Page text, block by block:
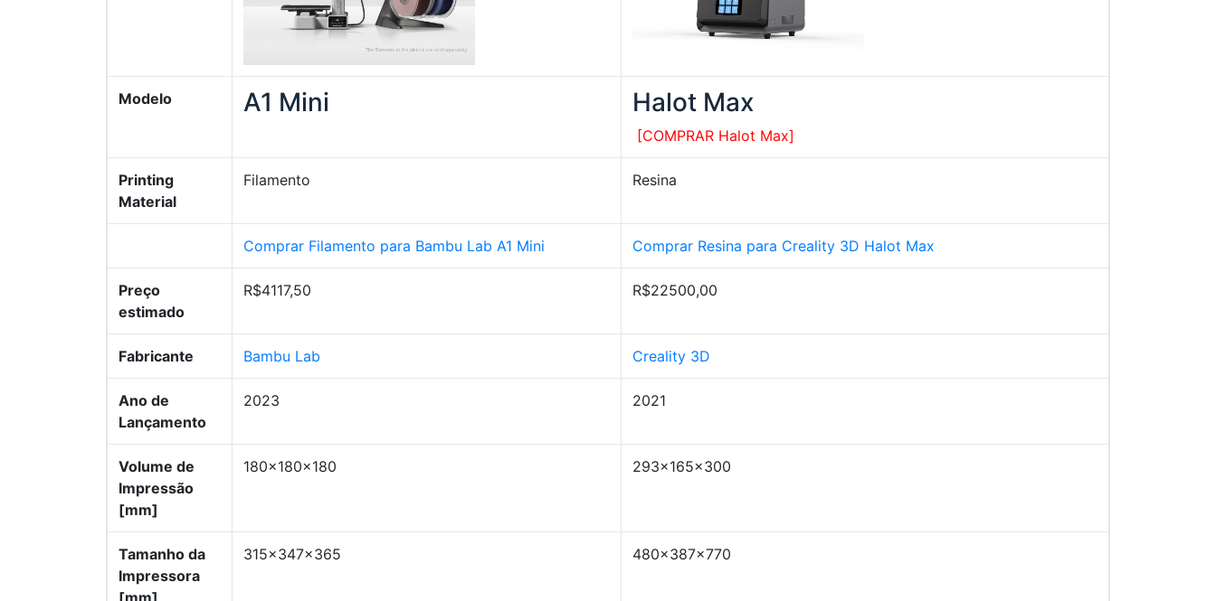
Modelo A1 Mini Halot Max
[COMPRAR Halot Max]
Printing
Material
Filamento Resina
Comprar Filamento para Bambu Lab A1 Mini Comprar Resina para Creality 3D Halot Max
Preço
estimado
R$4117,50 R$22500,00
Fabricante Bambu Lab Creality 3D
Ano de
Lançamento
2023 2021
Volume de
Impressão
[mm]
180x180x180 293x165x300
Tamanho da
Impressora
[mm]
315x347x365 480x387x770